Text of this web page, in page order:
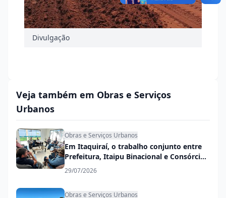
Divulgação
Veja também em Obras e Serviços
Urbanos
Obras e Serviços Urbanos
Em Itaquiraí, o trabalho conjunto entre
Prefeitura, Itaipu Binacional e Consórcio
Conisul garante mais desenvolvimento
29/07/2026
Obras e Serviços Urbanos